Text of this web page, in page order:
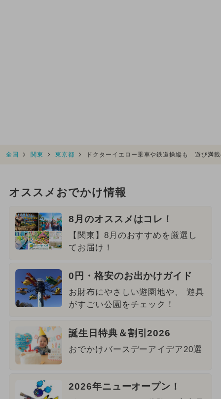
全国 関東 東京都 ドクターイエロー乗車や鉄道操縦も 遊び満
オススメおでかけ情報
8月のオススメはコレ！
【関東】8月のおすすめを厳選し
てお届け！
0円・格安のお出かけガイド
お財布にやさしい遊園地や、 遊具
がすごい公園をチェック！
誕生日特典＆割引2026
おでかけバースデーアイデア20選
2026年ニューオープン！